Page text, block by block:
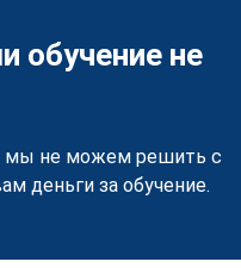
обучение не
мы не можем решить с
деньги за обучение.